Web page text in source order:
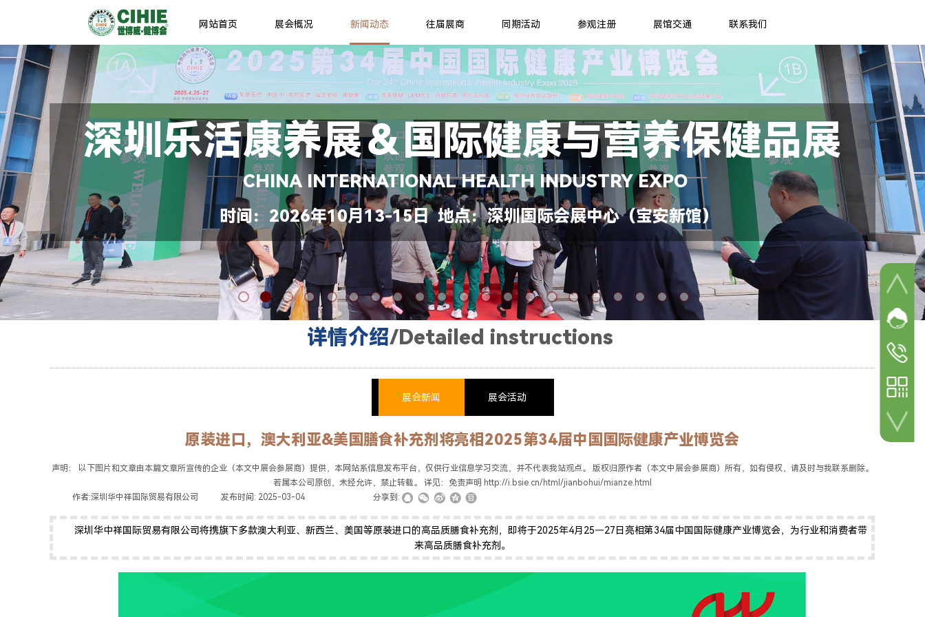
网站首页 展会概况 新闻动态 往届展商 同期活动 参观注册 展馆交通 联系我们
深圳乐活康养展＆国际健康与营养保健品展
CHINA INTERNATIONAL HEALTH INDUSTRY EXPO
时间：2026年10月13-15日 地点：深圳国际会展中心（宝安新馆）
详情介绍/Detailed instructions
展会新闻 展会活动
原装进口，澳大利亚&美国膳食补充剂将亮相2025第34届中国国际健康产业博览会
声明： 以下图片和文章由本篇文章所宣传的企业（本文中展会参展商）提供，本网站系信息发布平台，仅供行业信息学习交流，并不代表我站观点。 版权归原作者（本文中展会参展商）所有，如有侵权，请及时与我联系删除。
若属本公司原创，未经允许，禁止转载。 详见：免责声明 http://i.bsie.cn/html/jianbohui/mianze.html
作者:深圳华中祥国际贸易有限公司 发布时间: 2025-03-04 分享到:
深圳华中祥国际贸易有限公司将携旗下多款澳大利亚、新西兰、美国等原装进口的高品质膳食补充剂，即将于2025年4月25—27日亮相第34届中国国际健康产业博览会，为行业和消费者带
来高品质膳食补充剂。
网站客
参观咨询
参展咨询